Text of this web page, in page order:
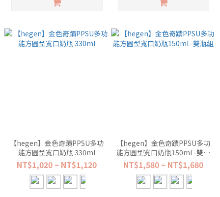
【hegen】金色奇蹟PPSU多功
能方圓型寬口奶瓶 330ml
NT$1,020 ~ NT$1,120
【hegen】金色奇蹟PPSU多功
能方圓型寬口奶瓶150ml -雙瓶
NT$1,580 ~ NT$1,680